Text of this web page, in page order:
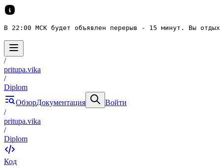
В 22:00 МСК будет объявлен перерыв - 15 минут. Вы
/
pritupa.vika
/
Diplom
ОбзорДокументация
Войти
/
pritupa.vika
/
Diplom
Код